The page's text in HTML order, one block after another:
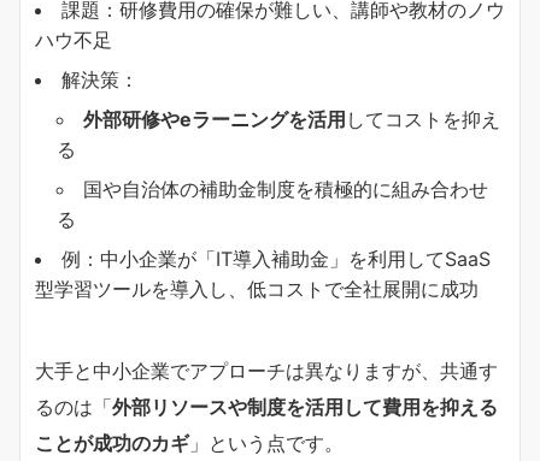
課題：研修費用の確保が難しい、講師や教材のノウ
ハウ不足
解決策：
外部研修やeラーニングを活用 してコストを抑え
る
国や自治体の補助金制度を積極的に組み合わせ
る
例：中小企業が「IT導入補助金」を利用してSaaS
型学習ツールを導入し、低コストで全社展開に成功
大手と中小企業でアプローチは異なりますが、共通す
るのは「外部リソースや制度を活用して費用を抑える
ことが成功のカギ」という点です。